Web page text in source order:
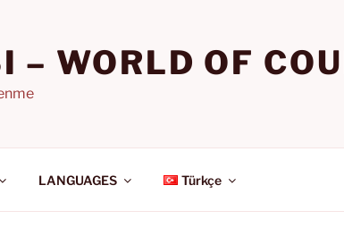
– WORLD OF
LANGUAGES Türkçe